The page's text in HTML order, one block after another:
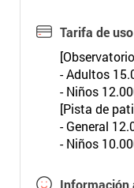
Tarifa de uso
- Adultos
- Niños
[Pista de
- General
- Niños
Información